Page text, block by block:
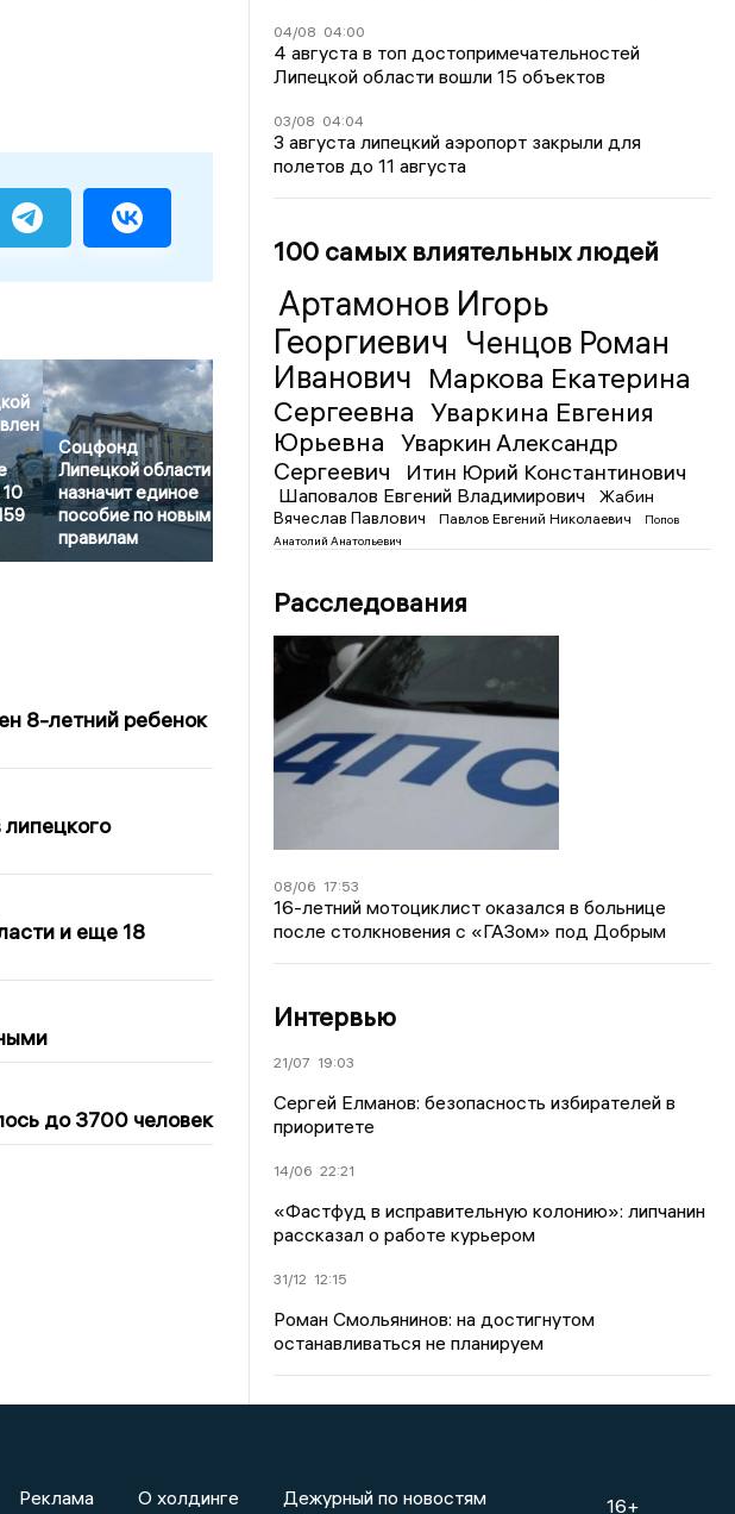
10
Соцфонд
Липецкой области
назначит единое
пособие по новым
правилам
8-летний ребенок
и еще 18
до 3700 человек
04/08 04:00
4 августа в топ достопримечательностей
Липецкой области вошли 15 объектов
03/08 04:04
3 августа липецкий аэропорт закрыли для
полетов до 11 августа
100 самых влиятельных людей
Артамонов Игорь
Георгиевич Ченцов Роман
Иванович Маркова Екатерина
Сергеевна Уваркина Евгения
Юрьевна
Уваркин Александр
Сергеевич
Итин Юрий Константинович
Шаповалов Евгений Владимирович
Жабин
Вячеслав Павлович
Павлов Евгений Николаевич
Попов
Анатолий Анатольевич
Расследования
08/06 17:53
16-летний мотоциклист оказался в больнице
после столкновения с «ГАЗом» под Добрым
Интервью
21/07 19:03
Сергей Елманов: безопасность избирателей в
приоритете
14/06 22:21
«Фастфуд в исправительную колонию»: липчанин
рассказал о работе курьером
31/12 12:15
Роман Смольянинов: на достигнутом
останавливаться не планируем
Реклама О холдинге Дежурный по новостям 16+